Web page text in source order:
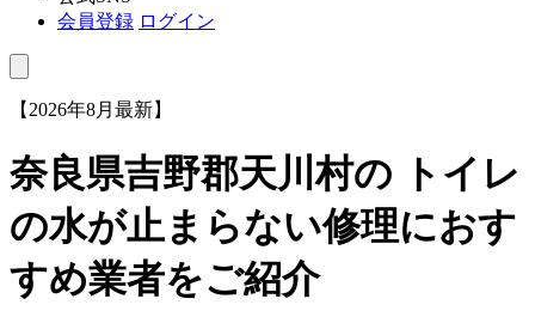
会員登録 ログイン
【2026年8月最新】
奈良県吉野郡天川村の トイレ
の水が止まらない修理におす
すめ業者をご紹介